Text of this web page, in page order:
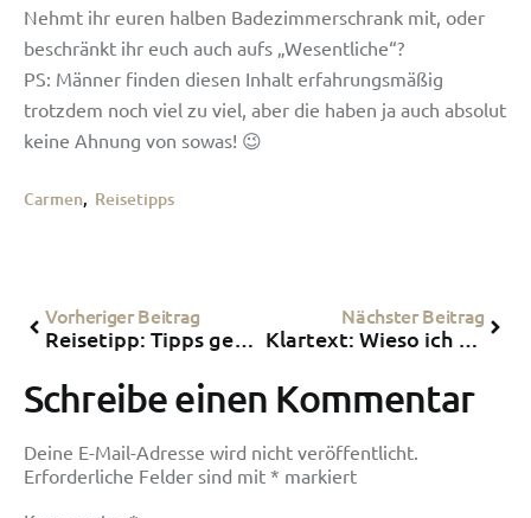
Nehmt ihr euren halben Badezimmerschrank mit, oder
beschränkt ihr euch auch aufs „Wesentliche“?
PS: Männer finden diesen Inhalt erfahrungsmäßig
trotzdem noch viel zu viel, aber die haben ja auch absolut
keine Ahnung von sowas! 😉
Carmen, Reisetipps
Vorheriger Beitrag
Reisetipp: Tipps gegen Flugangst
Nächster Beitrag
Klartext: Wieso ich unfreundlichen Dienstleistern nicht mein Geld in den Arsch schiebe…
Schreibe einen Kommentar
Deine E-Mail-Adresse wird nicht veröffentlicht.
Erforderliche Felder sind mit * markiert